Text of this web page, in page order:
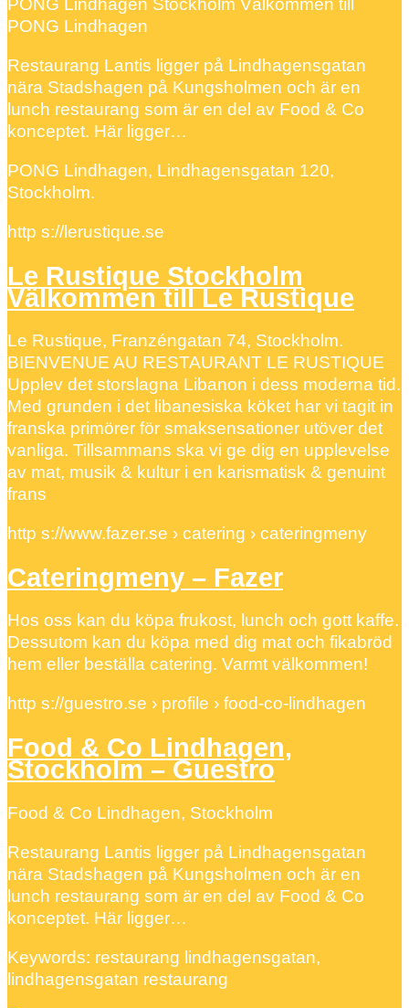
PONG Lindhagen Stockholm Välkommen till
PONG Lindhagen
Restaurang Lantis ligger på Lindhagensgatan
nära Stadshagen på Kungsholmen och är en
lunch restaurang som är en del av Food & Co
konceptet. Här ligger…
PONG Lindhagen, Lindhagensgatan 120,
Stockholm.
http s://lerustique.se
Le Rustique Stockholm
Välkommen till Le Rustique
Le Rustique, Franzéngatan 74, Stockholm.
BIENVENUE AU RESTAURANT LE RUSTIQUE
Upplev det storslagna Libanon i dess moderna tid.
Med grunden i det libanesiska köket har vi tagit in
franska primörer för smaksensationer utöver det
vanliga. Tillsammans ska vi ge dig en upplevelse
av mat, musik & kultur i en karismatisk & genuint
frans
http s://www.fazer.se › catering › cateringmeny
Cateringmeny – Fazer
Hos oss kan du köpa frukost, lunch och gott kaffe.
Dessutom kan du köpa med dig mat och fikabröd
hem eller beställa catering. Varmt välkommen!
http s://guestro.se › profile › food-co-lindhagen
Food & Co Lindhagen,
Stockholm – Guestro
Food & Co Lindhagen, Stockholm
Restaurang Lantis ligger på Lindhagensgatan
nära Stadshagen på Kungsholmen och är en
lunch restaurang som är en del av Food & Co
konceptet. Här ligger…
Keywords: restaurang lindhagensgatan,
lindhagensgatan restaurang